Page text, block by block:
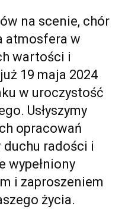
na scenie, chór
atmosfera w
wartości i
19 maja 2024
w uroczystość
Usłyszymy
opracowań
radości i
wypełniony
i zaproszeniem
życia.